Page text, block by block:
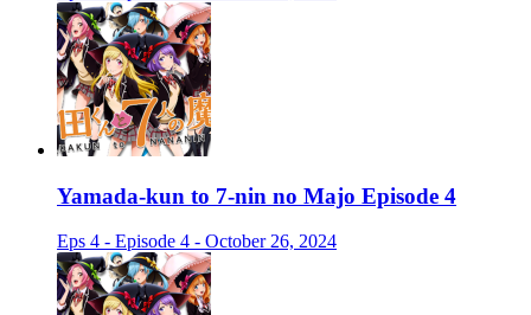
Yamada-kun to 7-nin no Majo Episode 4
Eps 4 - Episode 4 - October 26, 2024